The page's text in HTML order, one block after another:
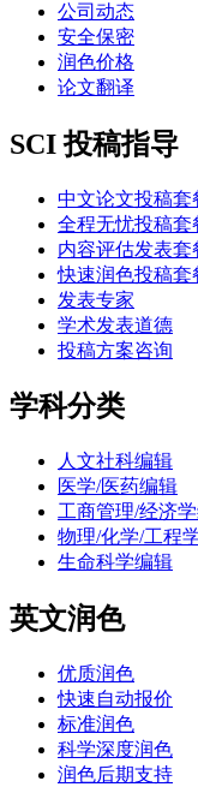
公司动态
安全保密
润色价格
论文翻译
SCI 投稿指导
中文论文投稿套
全程无忧投稿套
内容评估发表套
快速润色投稿套
发表专家
学术发表道德
投稿方案咨询
学科分类
人文社科编辑
医学/医药编辑
工商管理/经济
物理/化学/工程
生命科学编辑
英文润色
优质润色
快速自动报价
标准润色
科学深度润色
润色后期支持